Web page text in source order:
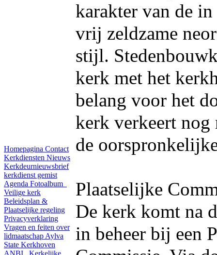
Homepagina Contact
Kerkdiensten Nieuws
Kerkdeurnieuwsbrief
kerkdienst gemist
Agenda Fotoalbum
Veilige kerk
Beleidsplan &
Plaatselijke regeling
Privacyverklaring
Vragen en feiten over
lidmaatschap Aylva
State Kerkhoven
ANBI
Kerkelijke
karakter van de
vrij zeldzame
stijl.
kerk met het
belang voor het
kerk verkeert nog
de
Plaatselijke
De kerk komt na
in beheer bij een